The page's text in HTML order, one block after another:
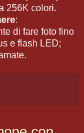
256K colori.
:
di fare foto fino
e flash LED;